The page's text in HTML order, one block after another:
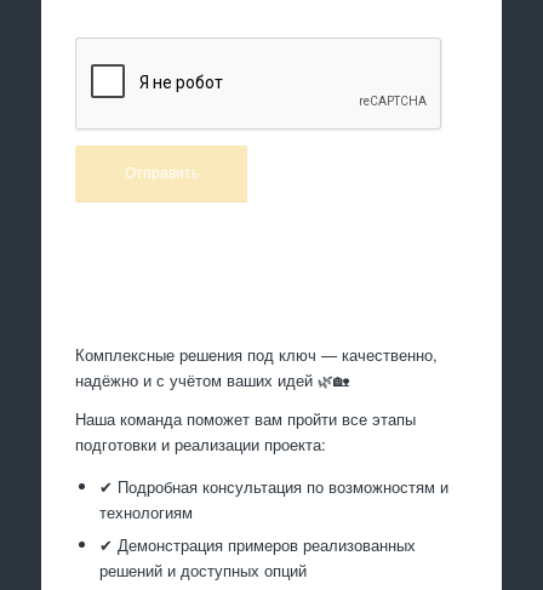
Комплексные решения под ключ — качественно,
надёжно и с учётом ваших идей 🌿🏡
Наша команда поможет вам пройти все этапы
подготовки и реализации проекта:
✔ Подробная консультация по возможностям и
технологиям
✔ Демонстрация примеров реализованных
решений и доступных опций